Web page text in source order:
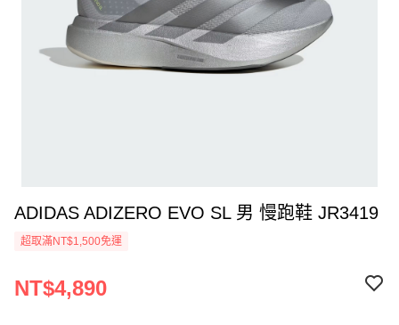
ADIDAS ADIZERO EVO SL 男 慢跑鞋 JR3419
超取滿NT$1,500免運
NT$4,890